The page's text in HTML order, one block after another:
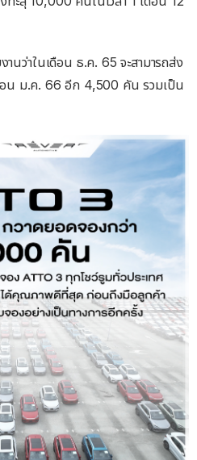
นว่าในเดือน ธ.ค. 65 จะสามารถส่ง
น ม.ค. 66 อีก 4,500 คัน รวมเป็น